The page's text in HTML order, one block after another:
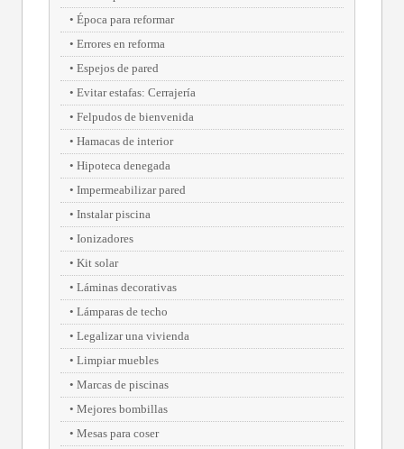
Época para reformar
Errores en reforma
Espejos de pared
Evitar estafas: Cerrajería
Felpudos de bienvenida
Hamacas de interior
Hipoteca denegada
Impermeabilizar pared
Instalar piscina
Ionizadores
Kit solar
Láminas decorativas
Lámparas de techo
Legalizar una vivienda
Limpiar muebles
Marcas de piscinas
Mejores bombillas
Mesas para coser